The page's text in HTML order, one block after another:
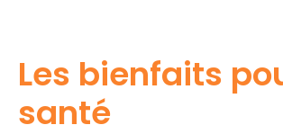
Les bienfaits
santé